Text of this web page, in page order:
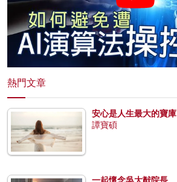
熱門文章
安心是人生最大的寶庫
譚寶碩
一起懷念吳大猷院長